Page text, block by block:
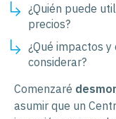
¿Quién puede
precios?
¿Qué impactos
considerar?
Comenzaré
asumir que un